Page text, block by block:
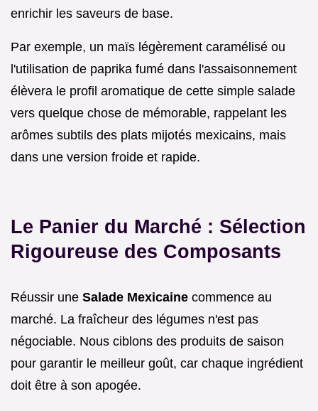
enrichir les saveurs de base.
Par exemple, un maïs légèrement caramélisé ou
l'utilisation de paprika fumé dans l'assaisonnement
élèvera le profil aromatique de cette simple salade
vers quelque chose de mémorable, rappelant les
arômes subtils des plats mijotés mexicains, mais
dans une version froide et rapide.
Le Panier du Marché : Sélection
Rigoureuse des Composants
Réussir une Salade Mexicaine commence au
marché. La fraîcheur des légumes n'est pas
négociable. Nous ciblons des produits de saison
pour garantir le meilleur goût, car chaque ingrédient
doit être à son apogée.